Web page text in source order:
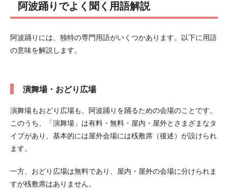
阿波踊りでよく聞く用語解説
阿波踊りには、独特の専門用語がいくつかあります。以下に用語
の意味を解説します。
演舞場・おどり広場
演舞場もおどり広場も、阿波踊りを踊るための会場のことです。
このうち、「演舞場」は有料・無料・屋内・屋外とさまざまなタ
イプがあり、基本的には屋外会場には桟敷席（後述）が設けられ
ます。
一方、おどり広場は無料であり、屋内・屋外の会場に分けられま
すが桟敷席はありません。